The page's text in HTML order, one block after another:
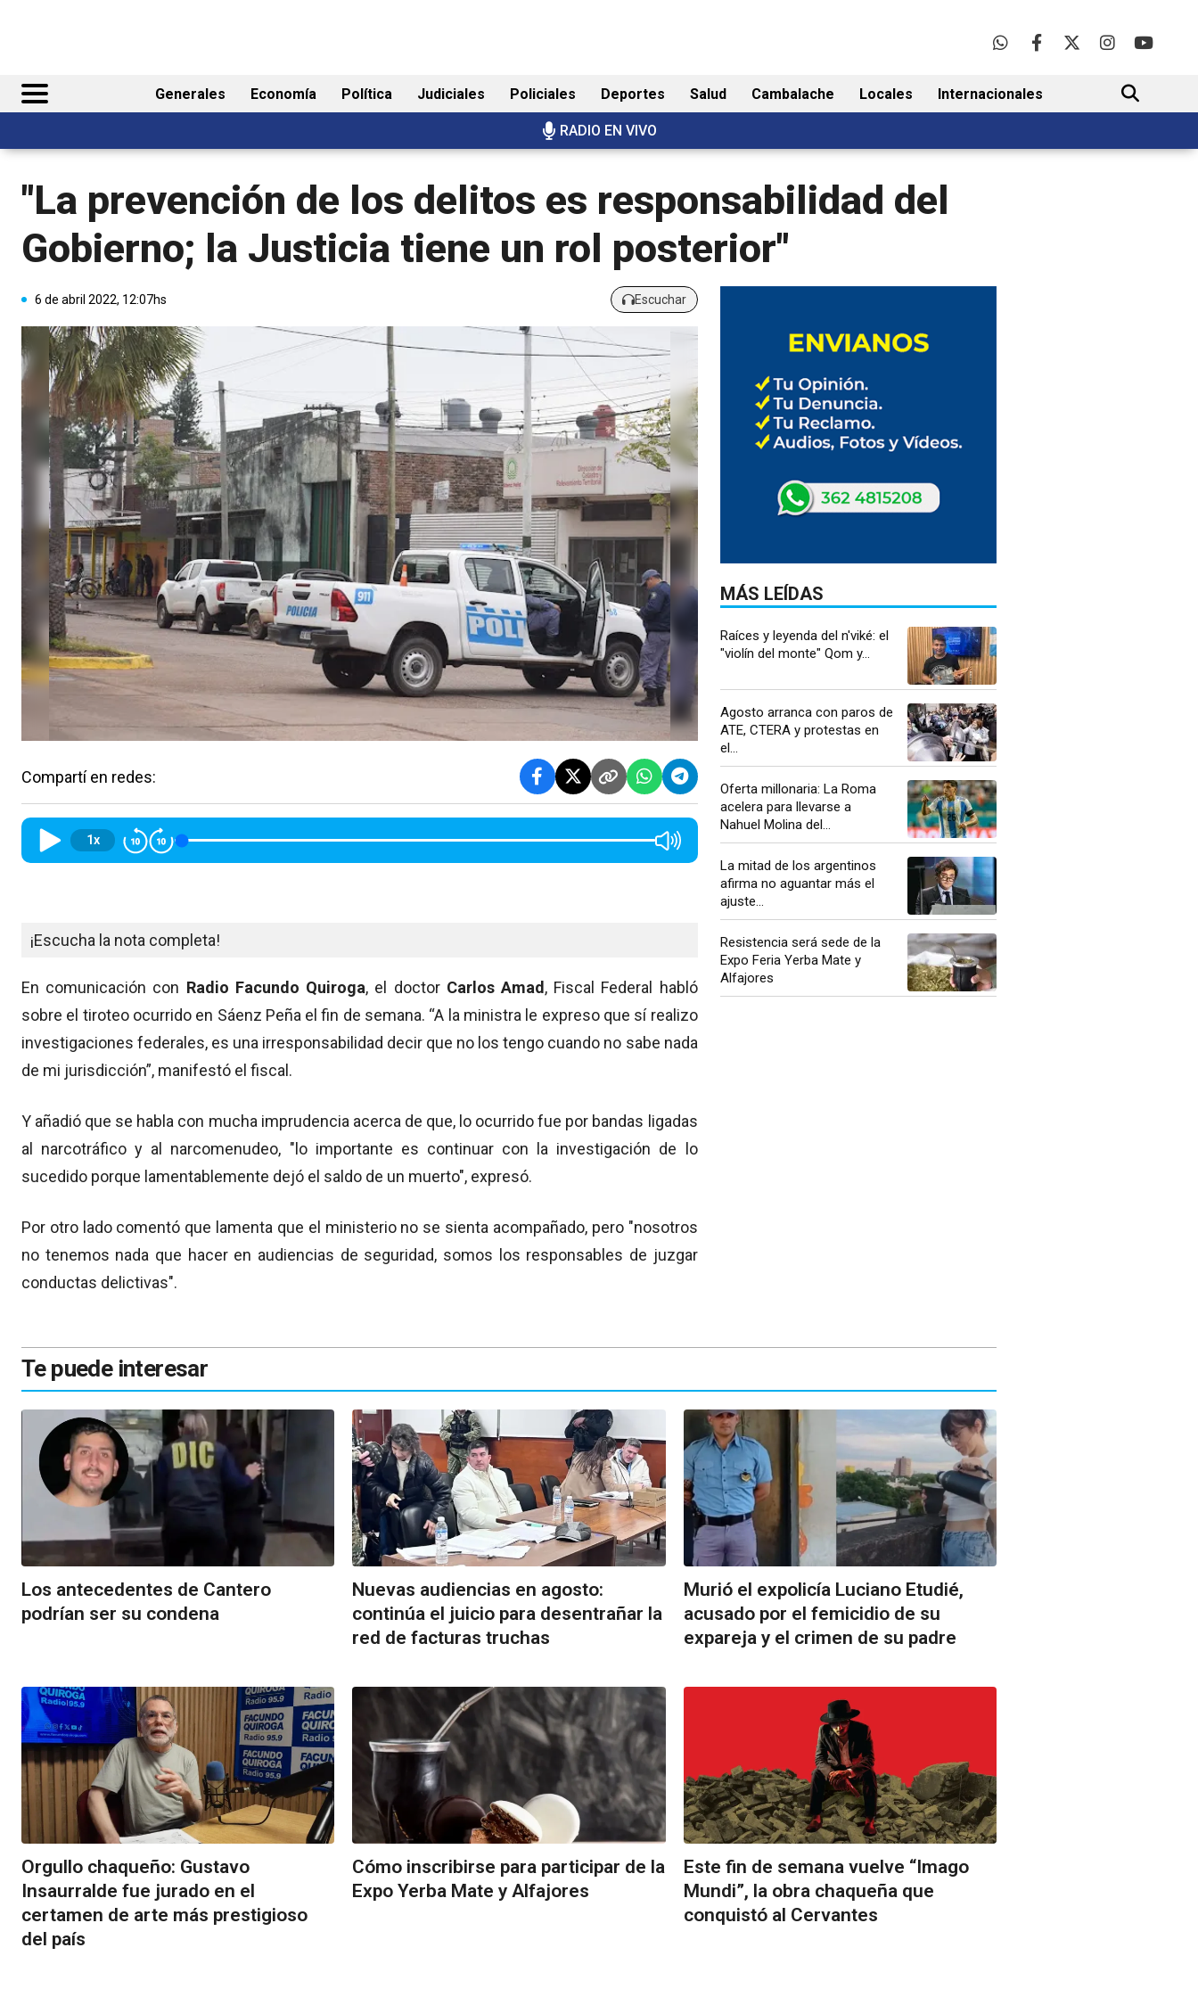
Generales Economía Política Judiciales Policiales Deportes Salud Cambalache Locales Internacionales
RADIO EN VIVO
BUSCAR
"La prevención de los delitos es responsabilidad del
Gobierno; la Justicia tiene un rol posterior"
6 de abril 2022, 12:07hs Escuchar
Compartí en redes:
1x
¡Escucha la nota completa!
En comunicación con Radio Facundo Quiroga, el doctor Carlos Amad, Fiscal Federal habló
sobre el tiroteo ocurrido en Sáenz Peña el fin de semana. “A la ministra le expreso que sí realizo
investigaciones federales, es una irresponsabilidad decir que no los tengo cuando no sabe nada
de mi jurisdicción”, manifestó el fiscal.
Y añadió que se habla con mucha imprudencia acerca de que, lo ocurrido fue por bandas ligadas
al narcotráfico y al narcomenudeo, "lo importante es continuar con la investigación de lo
sucedido porque lamentablemente dejó el saldo de un muerto", expresó.
Por otro lado comentó que lamenta que el ministerio no se sienta acompañado, pero "nosotros
no tenemos nada que hacer en audiencias de seguridad, somos los responsables de juzgar
conductas delictivas".
MÁS LEÍDAS
Raíces y leyenda del n'viké: el
"violín del monte" Qom y...
Agosto arranca con paros de
ATE, CTERA y protestas en
el...
Oferta millonaria: La Roma
acelera para llevarse a
Nahuel Molina del...
La mitad de los argentinos
afirma no aguantar más el
ajuste...
Resistencia será sede de la
Expo Feria Yerba Mate y
Alfajores
Te puede interesar
Los antecedentes de Cantero
podrían ser su condena
Nuevas audiencias en agosto:
continúa el juicio para desentrañar la
red de facturas truchas
Murió el expolicía Luciano Etudié,
acusado por el femicidio de su
expareja y el crimen de su padre
Orgullo chaqueño: Gustavo
Insaurralde fue jurado en el
certamen de arte más prestigioso
del país
Cómo inscribirse para participar de la
Expo Yerba Mate y Alfajores
Este fin de semana vuelve “Imago
Mundi”, la obra chaqueña que
conquistó al Cervantes